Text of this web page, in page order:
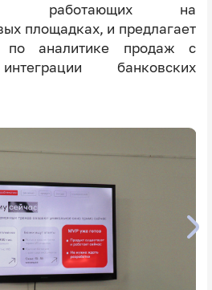
работающих на
площадках, и предлагает
по аналитике продаж с
банковских